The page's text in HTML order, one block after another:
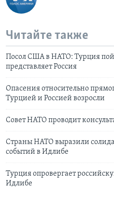
Читайте также
Посол США в НАТО: Турция
представляет Россия
Опасения относительно
Турцией и Россией возросли
Совет НАТО проводит
Страны НАТО выразили
событий в Идлибе
Турция опровергает
Идлибе